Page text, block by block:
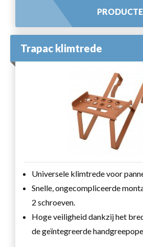
Trapac klimtrede
Universele klimtrede voor
Snelle, ongecompliceerde
2 schroeven.
Hoge veiligheid dankzij het
de geïntegreerde